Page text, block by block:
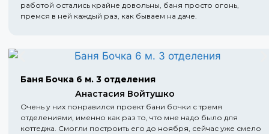
работой остались крайне довольны, баня просто огонь,
премся в ней каждый раз, как бываем на даче.
Баня Бочка 6 м. 3 отделения
Анастасия Войтушко
Очень у них понравился проект бани бочки с тремя
отделениями, именно как раз то, что мне надо было для
коттеджа. Смогли построить его до ноября, сейчас уже смело